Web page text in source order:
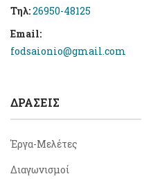
Τηλ:26950-48125
Email:
fodsaionio@gmail.com
ΔΡΆΣΕΙΣ
Έργα-Μελέτες
Διαγωνισμοί